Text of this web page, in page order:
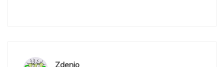
Zdenio